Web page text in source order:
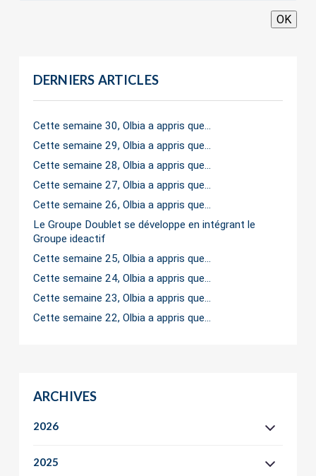
OK
DERNIERS ARTICLES
Cette semaine 30, Olbia a appris que…
Cette semaine 29, Olbia a appris que…
Cette semaine 28, Olbia a appris que…
Cette semaine 27, Olbia a appris que…
Cette semaine 26, Olbia a appris que…
Le Groupe Doublet se développe en intégrant le
Groupe ideactif
Cette semaine 25, Olbia a appris que…
Cette semaine 24, Olbia a appris que…
Cette semaine 23, Olbia a appris que…
Cette semaine 22, Olbia a appris que…
ARCHIVES
2026
2025